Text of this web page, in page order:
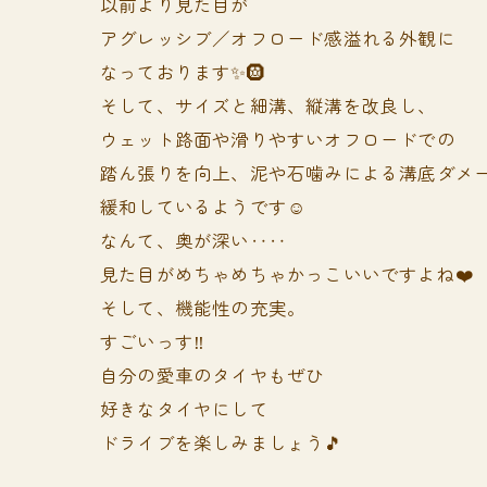
アグレッシブ／オフロード感溢れる外観に
なっております✨🛞
そして、サイズと細溝、縦溝を改良し、
ウェット路面や滑りやすいオフロードでの
踏ん張りを向上、泥や石噛みによる溝底ダメ
緩和しているようです☺️
なんて、奥が深い‥‥
見た目がめちゃめちゃかっこいいですよね❤️
そして、機能性の充実。
すごいっす‼️
自分の愛車のタイヤもぜひ
好きなタイヤにして
ドライブを楽しみましょう🎵